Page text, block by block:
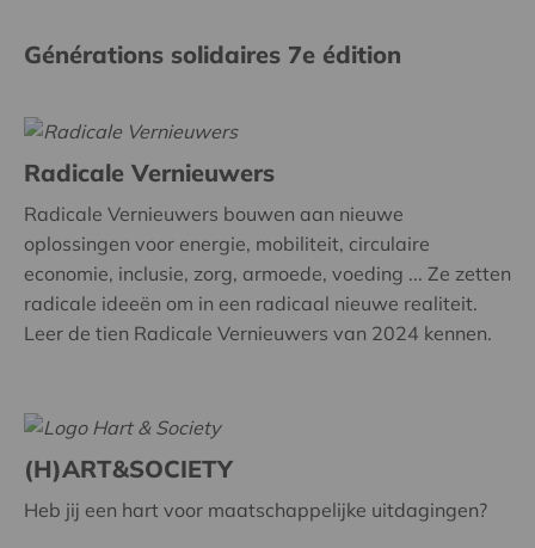
Générations solidaires 7e édition
Radicale Vernieuwers
Radicale Vernieuwers bouwen aan nieuwe
oplossingen voor energie, mobiliteit, circulaire
economie, inclusie, zorg, armoede, voeding ... Ze zetten
radicale ideeën om in een radicaal nieuwe realiteit.
Leer de tien Radicale Vernieuwers van 2024 kennen.
(H)ART&SOCIETY
Heb jij een hart voor maatschappelijke uitdagingen?